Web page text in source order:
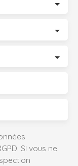
Si vous ne